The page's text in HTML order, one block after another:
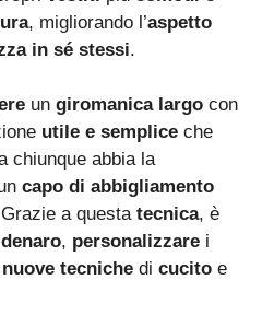
, migliorando l’aspetto
in sé stessi.
un giromanica largo con
utile e semplice che
chiunque abbia la
capo di abbigliamento
a questa tecnica, è
, personalizzare i
nuove tecniche di cucito e